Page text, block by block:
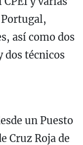
así como dos
dos técnicos
un Puesto
Cruz Roja de